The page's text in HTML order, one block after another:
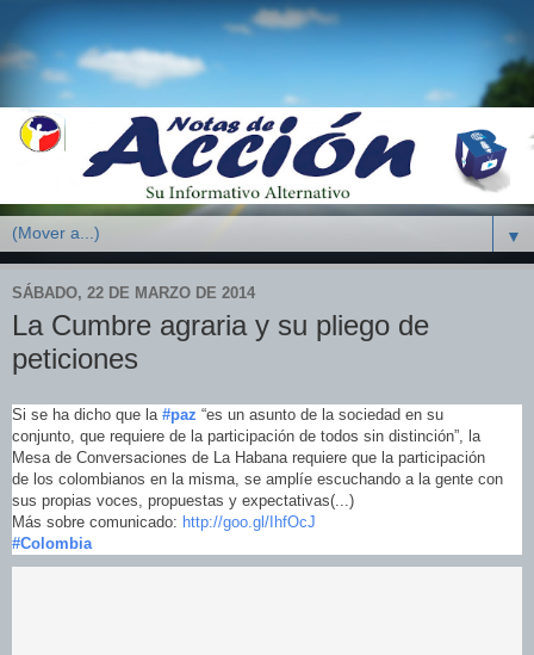
▼
SÁBADO, 22 DE MARZO DE 2014
La Cumbre agraria y su pliego de
peticiones
Si se ha dicho que la #paz “es un asunto de la sociedad en su
conjunto, que requiere de la participación de todos sin distinción”, la
Mesa de Conversaciones de La Habana requiere que la participación
de los colombianos en la misma, se amplíe escuchando a la gente con
sus propias voces, propuestas y expectativas(...)
Más sobre comunicado: http://goo.gl/IhfOcJ
#Colombia